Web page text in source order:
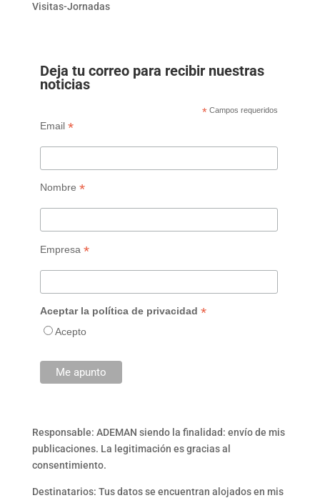
Visitas-Jornadas
Deja tu correo para recibir nuestras
noticias
* Campos requeridos
Email *
Nombre *
Empresa *
Aceptar la política de privacidad *
Acepto
Responsable: ADEMAN siendo la finalidad: envío de mis
publicaciones. La legitimación es gracias al
consentimiento.
Destinatarios: Tus datos se encuentran alojados en mis